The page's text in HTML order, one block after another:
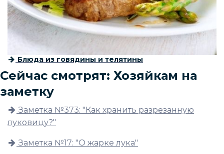
Блюда из говядины и телятины
Сейчас смотрят: Хозяйкам на
заметку
Заметка №373: "Как хранить разрезанную
луковицу?"
Заметка №17: "О жарке лука"